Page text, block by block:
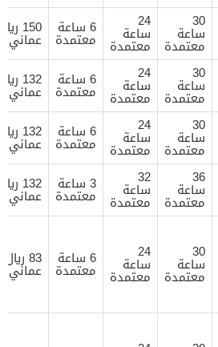
30
ساعة
معتمدة
24
ساعة
معتمدة
6 ساعة
معتمدة
150 ريال
عماني
30
ساعة
معتمدة
24
ساعة
معتمدة
6 ساعة
معتمدة
132 ريال
عماني
30
ساعة
معتمدة
24
ساعة
معتمدة
6 ساعة
معتمدة
132 ريال
عماني
36
ساعة
معتمدة
32
ساعة
معتمدة
3 ساعة
معتمدة
132 ريال
عماني
30
ساعة
معتمدة
24
ساعة
معتمدة
6 ساعة
معتمدة
83 ريال
عماني